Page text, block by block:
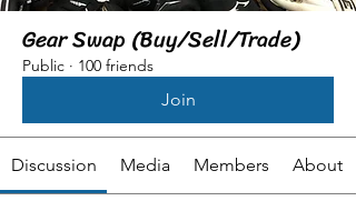
Gear Swap (Buy/Sell/Trade)
Public · 100 friends
Join
Discussion Media Members About